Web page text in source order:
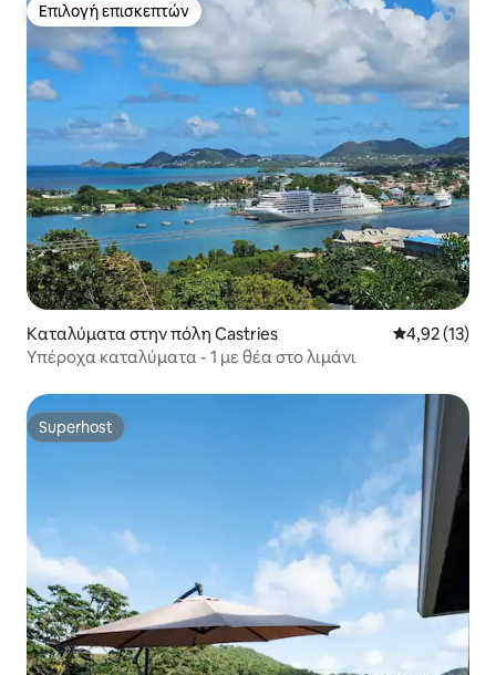
Επιλογή επισκεπτών
Επιλογή επισκεπτών
Καταλύματα στην πόλη Castries Μέση
4,92 (13)
Υπέροχα καταλύματα - 1 με θέα στο λιμάνι
Superhost
Superhost